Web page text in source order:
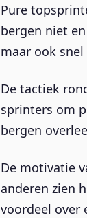
Pure
bergen niet
maar ook
De tactiek
sprinters om
bergen
De motivatie
anderen zien
voordeel over